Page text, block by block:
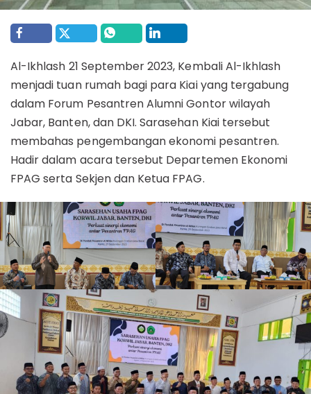
Al-Ikhlash 21 September 2023, Kembali Al-Ikhlash
menjadi tuan rumah bagi para Kiai yang tergabung
dalam Forum Pesantren Alumni Gontor wilayah
Jabar, Banten, dan DKI. Sarasehan Kiai tersebut
membahas pengembangan ekonomi pesantren.
Hadir dalam acara tersebut Departemen Ekonomi
FPAG serta Sekjen dan Ketua FPAG.